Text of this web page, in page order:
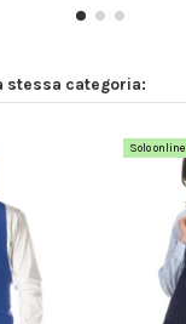
stessa categoria:
Solo online